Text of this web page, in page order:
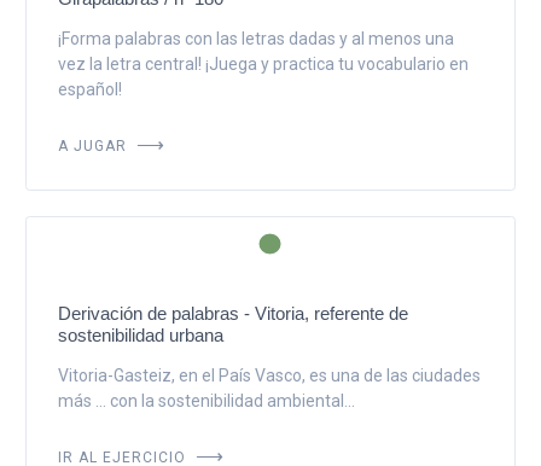
¡Forma palabras con las letras dadas y al menos una
vez la letra central! ¡Juega y practica tu vocabulario en
español!
A JUGAR
Derivación de palabras - Vitoria, referente de
sostenibilidad urbana
Vitoria-Gasteiz, en el País Vasco, es una de las ciudades
más ... con la sostenibilidad ambiental...
IR AL EJERCICIO